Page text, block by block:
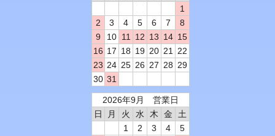
1
2
3 4 5 6 7
8
9
10 11 12 13 14 15
16 17 18 19 20 21
22
23 24 25 26 27 28 29
30 31
2026年9月 営業日
日
月 火 水 木 金
土
1
2 3 4
5